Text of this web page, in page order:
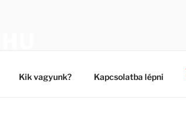
Kik vagyunk? Kapcsolatba lépni